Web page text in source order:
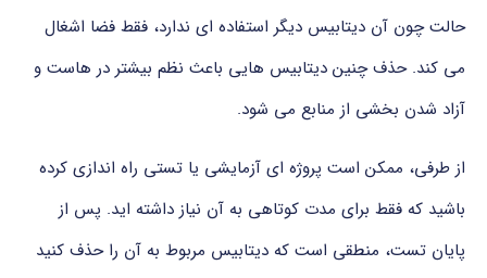
حالتچون آن دیتابیس دیگر استفاده ای ندارد، فقط فضا اشغال
می کند.حذفچنین دیتابیس هایی باعث نظم بیشتر در هاست و
آزاد شدن بخشی از منابع می شود.
از طرفی، ممکن است پروژه ای آزمایشی یا تستی راه اندازی کرده
باشید که فقط برای مدت کوتاهی به آن نیاز داشته اید. پس از
پایان تست، منطقی است که دیتابیس مربوط به آن راحذف کنید